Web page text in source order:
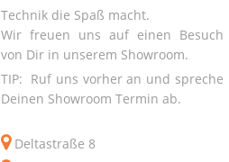
Technik die Spaß macht.
Wir freuen uns auf einen Besuch
von Dir in unserem Showroom.
TIP: Ruf uns vorher an und spreche
Deinen Showroom Termin ab.
Deltastraße 8